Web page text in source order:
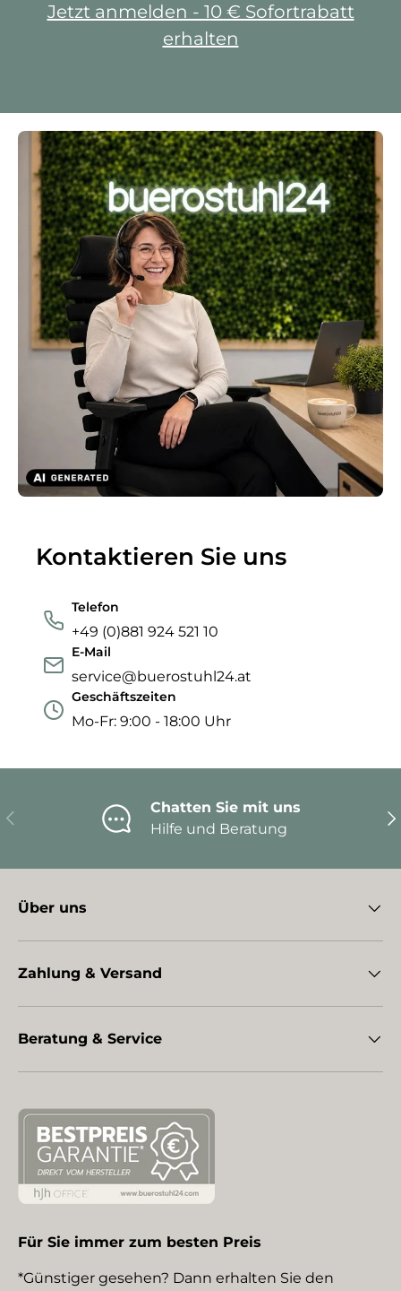
Jetzt anmelden - 10 € Sofortrabatt
erhalten
Kontaktieren Sie uns
Telefon
+49 (0)881 924 521 10
E-Mail
service@buerostuhl24.at
Geschäftszeiten
Mo-Fr: 9:00 - 18:00 Uhr
Vorherige
Chatten Sie mit uns
Hilfe und Beratung
Über uns
Zahlung & Versand
Beratung & Service
Für Sie immer zum besten Preis
*Günstiger gesehen? Dann erhalten Sie den